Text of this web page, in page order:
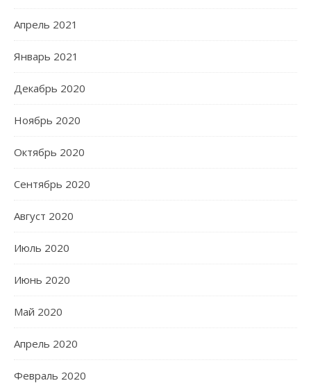
Апрель 2021
Январь 2021
Декабрь 2020
Ноябрь 2020
Октябрь 2020
Сентябрь 2020
Август 2020
Июль 2020
Июнь 2020
Май 2020
Апрель 2020
Февраль 2020